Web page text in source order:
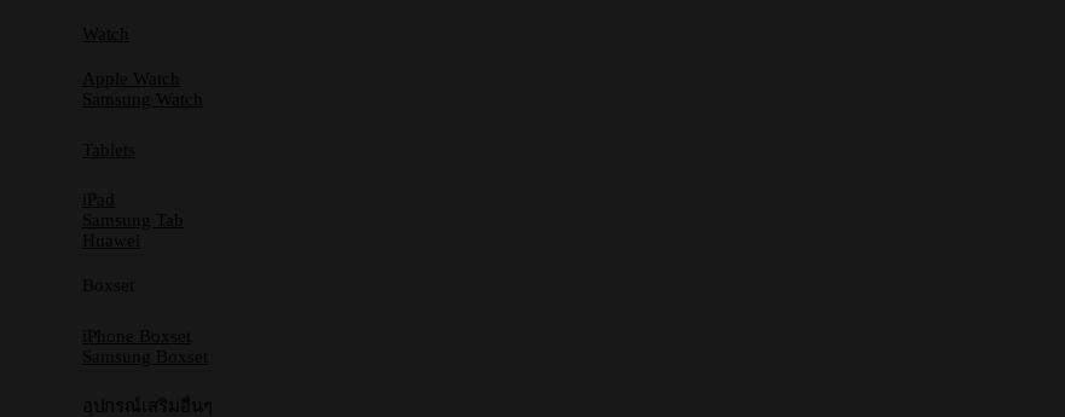
Watch
Apple Watch
Samsung Watch
Tablets
iPad
Samsung Tab
Huawei
Boxset
iPhone Boxset
Samsung Boxset
อุปกรณ์เสริมอื่นๆ